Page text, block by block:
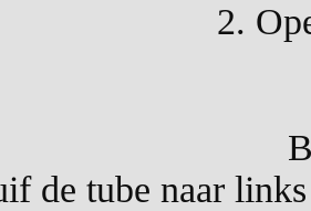
2.
de tube naar